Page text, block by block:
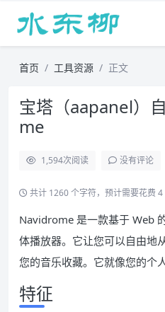
首页 工具资源 正文
宝塔（aapanel）
me
1,594次阅读 没有评论
共计 1260 个字符，预计需要花费 4
Navidrome 是一款基于 Web
体播放器。它让您可以自由地
您的音乐收藏。它就像您的个
特征